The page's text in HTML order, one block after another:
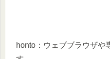
honto：ウェブブラウザや